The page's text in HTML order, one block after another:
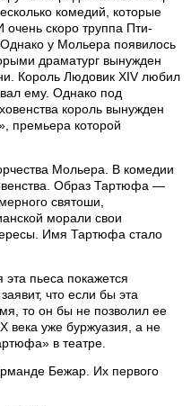
комедий, которые
скоро труппа Пти-
у Мольера появилось
драматург вынужден
Король Людовик XIV любил
ему. Однако под
король вынужден
премьера которой
Мольера. В комедии
Образ Тартюфа —
святоши,
морали свои
Имя Тартюфа стало
эта пьеса покажется
что если бы эта
то он бы не позволил ее
века уже буржуазия, а не
в театре.
Бежар. Их первого